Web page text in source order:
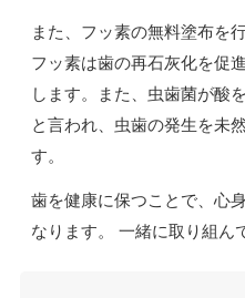
また、フッ素の無料塗布を
フッ素は歯の再石灰化を促
します。また、虫歯菌が酸
と言われ、虫歯の発生を未
す。
歯を健康に保つことで、心
なります。 一緒に取り組ん